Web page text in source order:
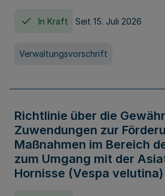
In Kraft Seit 15. Juli 2026
Verwaltungsvorschrift
Richtlinie über die
Zuwendungen zur
Maßnahmen im Bereich
zum Umgang mit der
Hornisse (Vespa velutina)